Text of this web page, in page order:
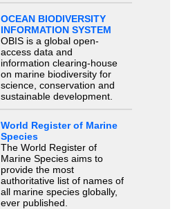
OCEAN BIODIVERSITY
INFORMATION SYSTEM
OBIS is a global open-
access data and
information clearing-house
on marine biodiversity for
science, conservation and
sustainable development.
World Register of Marine
Species
The World Register of
Marine Species aims to
provide the most
authoritative list of names of
all marine species globally,
ever published.